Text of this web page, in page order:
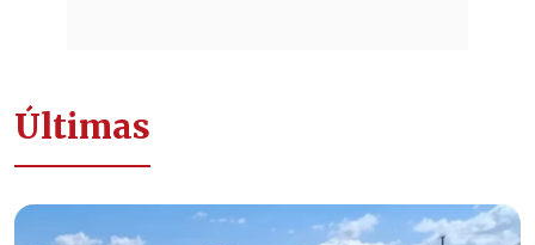
Últimas